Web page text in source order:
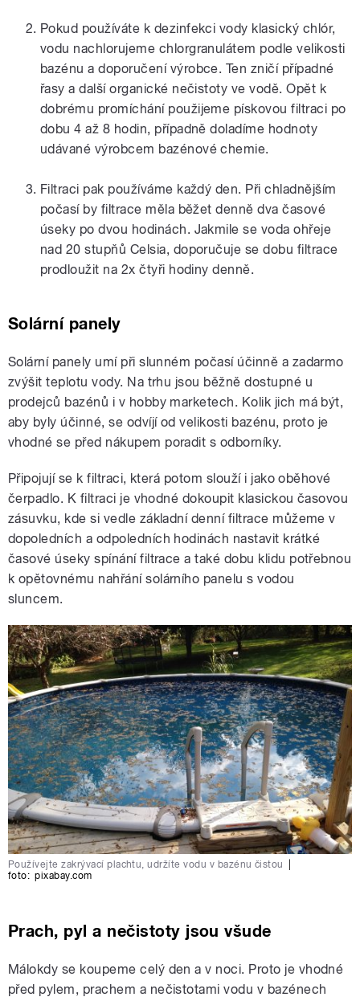
Pokud používáte k dezinfekci vody klasický chlór,
vodu nachlorujeme chlorgranulátem podle velikosti
bazénu a doporučení výrobce. Ten zničí případné
řasy a další organické nečistoty ve vodě. Opět k
dobrému promíchání použijeme pískovou filtraci po
dobu 4 až 8 hodin, případně doladíme hodnoty
udávané výrobcem bazénové chemie.
Filtraci pak používáme každý den. Při chladnějším
počasí by filtrace měla běžet denně dva časové
úseky po dvou hodinách. Jakmile se voda ohřeje
nad 20 stupňů Celsia, doporučuje se dobu filtrace
prodloužit na 2x čtyři hodiny denně.
Solární panely
Solární panely umí při slunném počasí účinně a zadarmo
zvýšit teplotu vody. Na trhu jsou běžně dostupné u
prodejců bazénů i v hobby marketech. Kolik jich má být,
aby byly účinné, se odvíjí od velikosti bazénu, proto je
vhodné se před nákupem poradit s odborníky.
Připojují se k filtraci, která potom slouží i jako oběhové
čerpadlo. K filtraci je vhodné dokoupit klasickou časovou
zásuvku, kde si vedle základní denní filtrace můžeme v
dopoledních a odpoledních hodinách nastavit krátké
časové úseky spínání filtrace a také dobu klidu potřebnou
k opětovnému nahřání solárního panelu s vodou
sluncem.
Používejte zakrývací plachtu, udržíte vodu v bazénu čistou
foto: pixabay.com
Prach, pyl a nečistoty jsou všude
Málokdy se koupeme celý den a v noci. Proto je vhodné
před pylem, prachem a nečistotami vodu v bazénech